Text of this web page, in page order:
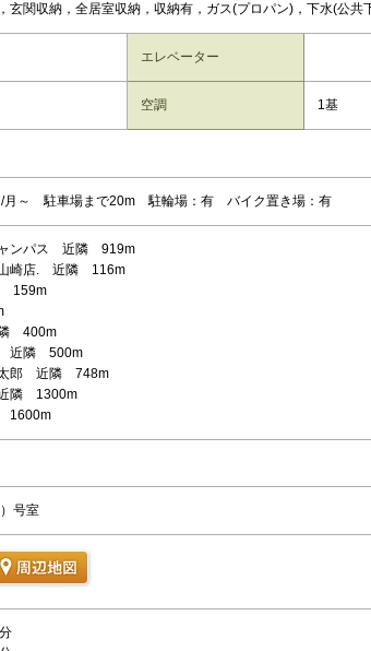
玄関収納，全居室収納，収納有，ガス(プロパン)，下水(公共
エレベーター
空調 1基
月～ 駐車場まで20m 駐輪場：有 バイク置き場：有
ャンパス 近隣 919m
山崎店. 近隣 116m
159m
400m
近隣 500m
太郎 近隣 748m
隣 1300m
1600m
号室